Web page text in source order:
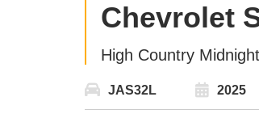
Chevrolet
High Country
JAS32L 2025